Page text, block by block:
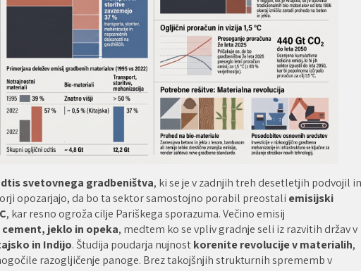
svetovnega gradbeništva, ki se je v zadnjih treh desetletjih podvojil in
opozarjajo, da bo ta sektor samostojno porabil preostali emisijski
, kar resno ogroža cilje Pariškega sporazuma. Večino emisij
jeklo in opeka, medtem ko se vpliv gradnje seli iz razvitih držav v
in Indijo. Študija poudarja nujnostkorenite revolucije v materialih,
razogljičenje panoge. Brez takojšnjih strukturnih sprememb v